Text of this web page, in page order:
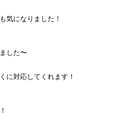
気になりました！
した〜
に対応してくれます！